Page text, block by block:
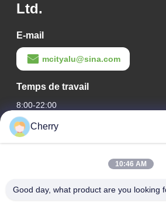
Ltd.
E-mail
mcityalu@sina.com
Temps de travail
8:00-22:00
Notre adresse
Le parc industriel de Hegui, Lishui,
Cherry
10:46 AM
Good day, what product are you looking